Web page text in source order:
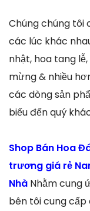
Chúng chúng tôi
các lúc khác
nhật, hoa tang
mừng & nhiều
các dòng sản
biếu đến quý
Shop Bán Hoa
trương giá rẻ
Nhà Nhằm cung
bên tôi cung cấp